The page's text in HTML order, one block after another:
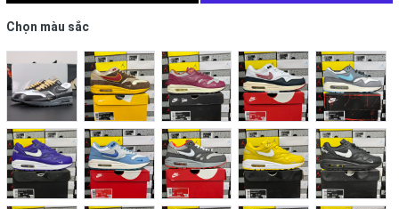
Chọn màu sắc